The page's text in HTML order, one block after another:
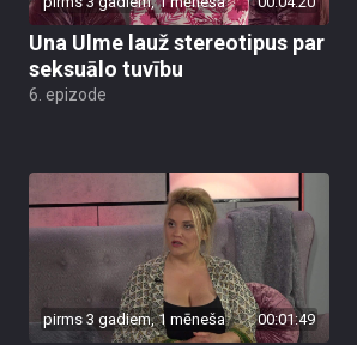
Una Ulme lauž stereotipus par
seksuālo tuvību
6. epizode
pirms 3 gadiem, 1 mēneša 00:01:49